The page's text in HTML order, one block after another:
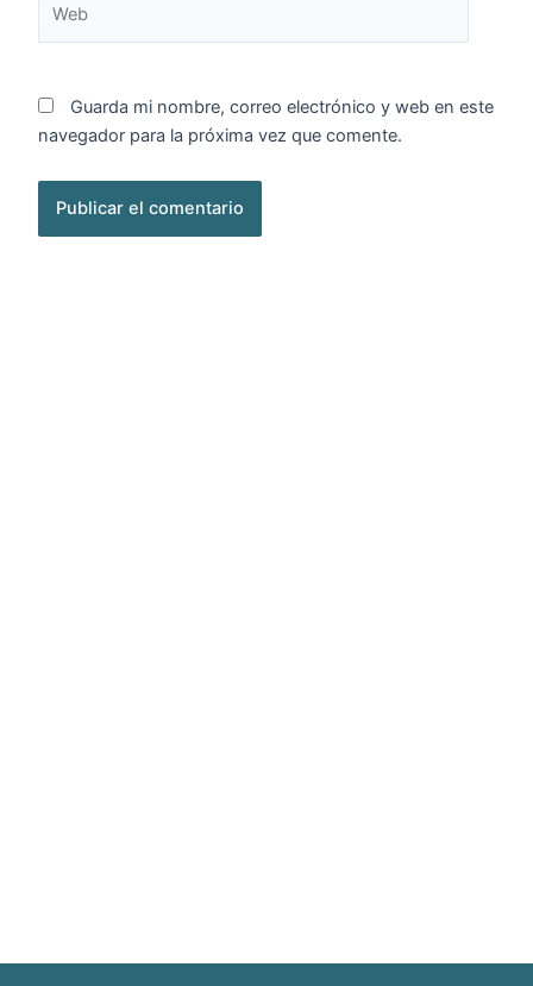
Guarda mi nombre, correo electrónico y web en este
navegador para la próxima vez que comente.